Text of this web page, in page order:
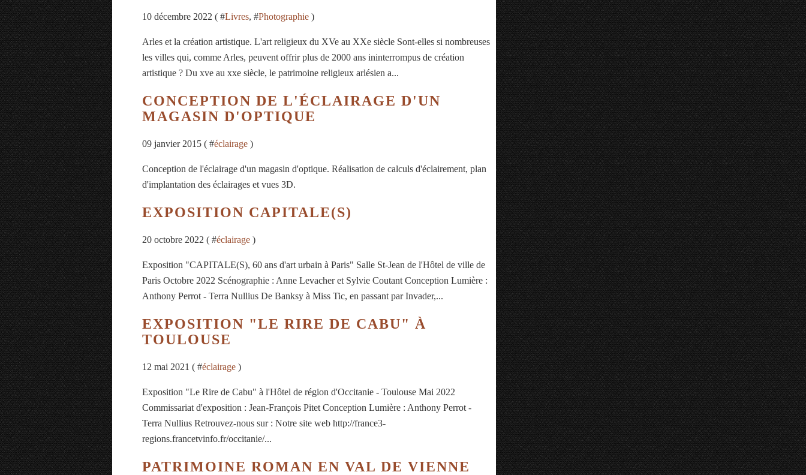
10 décembre 2022 ( #Livres, #Photographie )
Arles et la création artistique. L'art religieux du XVe au XXe siècle Sont-elles si nombreuses
les villes qui, comme Arles, peuvent offrir plus de 2000 ans ininterrompus de création
artistique ? Du xve au xxe siècle, le patrimoine religieux arlésien a...
CONCEPTION DE L'ÉCLAIRAGE D'UN
MAGASIN D'OPTIQUE
09 janvier 2015 ( #éclairage )
Conception de l'éclairage d'un magasin d'optique. Réalisation de calculs d'éclairement, plan
d'implantation des éclairages et vues 3D.
EXPOSITION CAPITALE(S)
20 octobre 2022 ( #éclairage )
Exposition "CAPITALE(S), 60 ans d'art urbain à Paris" Salle St-Jean de l'Hôtel de ville de
Paris Octobre 2022 Scénographie : Anne Levacher et Sylvie Coutant Conception Lumière :
Anthony Perrot - Terra Nullius De Banksy à Miss Tic, en passant par Invader,...
EXPOSITION "LE RIRE DE CABU" À
TOULOUSE
12 mai 2021 ( #éclairage )
Exposition "Le Rire de Cabu" à l'Hôtel de région d'Occitanie - Toulouse Mai 2022
Commissariat d'exposition : Jean-François Pitet Conception Lumière : Anthony Perrot -
Terra Nullius Retrouvez-nous sur : Notre site web http://france3-
regions.francetvinfo.fr/occitanie/...
PATRIMOINE ROMAN EN VAL DE VIENNE